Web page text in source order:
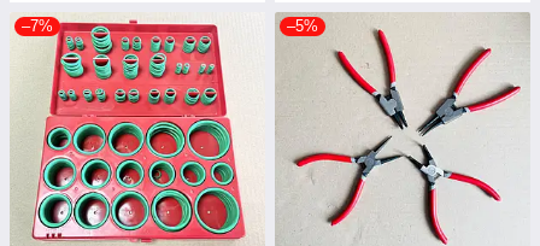
–7% –5%